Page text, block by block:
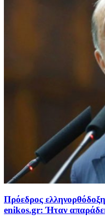
Πρόεδρος
enikos.gr: Ήταν